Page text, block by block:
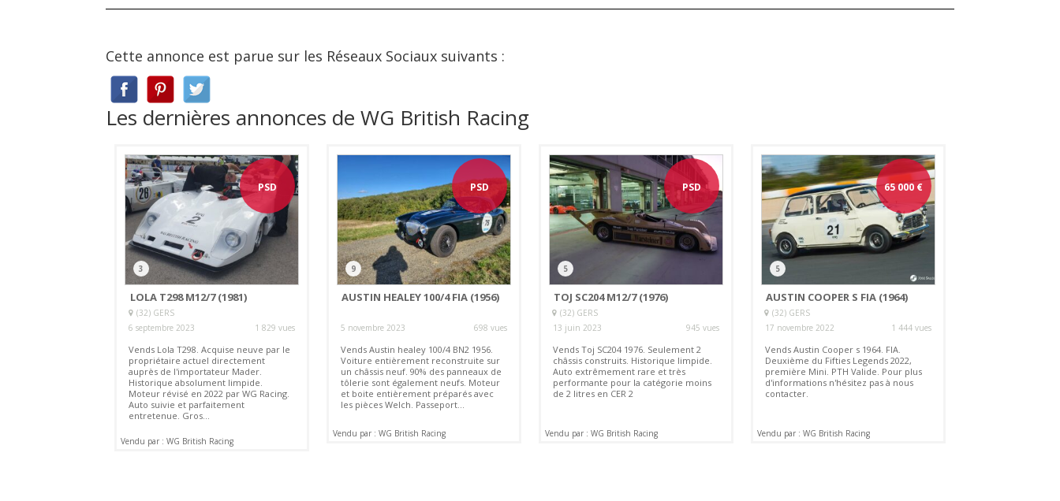
Cette annonce est parue sur les Réseaux Sociaux suivants :
Les dernières annonces de WG British Racing
PSD
3
LOLA T298 M12/7 (1981)
(32) GERS
6 septembre 2023
1 829 vues
Vends Lola T298. Acquise neuve par le
propriétaire actuel directement
auprès de l'importateur Mader.
Historique absolument limpide.
Moteur révisé en 2022 par WG Racing.
Auto suivie et parfaitement
entretenue. Gros...
Vendu par : WG British Racing
PSD
9
AUSTIN HEALEY 100/4 FIA (1956)
5 novembre 2023 698 vues
Vends Austin healey 100/4 BN2 1956.
Voiture entièrement reconstruite sur
un châssis neuf. 90% des panneaux de
tôlerie sont également neufs. Moteur
et boite entièrement préparés avec
les pièces Welch. Passeport...
Vendu par : WG British Racing
PSD
5
TOJ SC204 M12/7 (1976)
(32) GERS
13 juin 2023
945 vues
Vends Toj SC204 1976. Seulement 2
châssis construits. Historique limpide.
Auto extrêmement rare et très
performante pour la catégorie moins
de 2 litres en CER 2
Vendu par : WG British Racing
65 000 €
5
AUSTIN COOPER S FIA (1964)
(32) GERS
17 novembre 2022
1 444 vues
Vends Austin Cooper s 1964. FIA.
Deuxième du Fifties Legends 2022,
première Mini. PTH Valide. Pour plus
d'informations n'hésitez pas à nous
contacter.
Vendu par : WG British Racing